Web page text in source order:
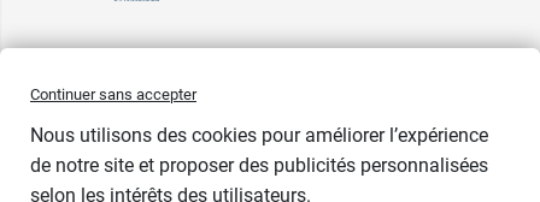
Pharma GDD adhère à la Fédération du e-commerce et de la vente à
européen Ecommerce Europe Trustmark.
Accessibilité
: partiellement conforme
Continuer sans accepter
Nous utilisons des cookies pour améliorer l’expérience
de notre site et proposer des publicités personnalisées
selon les intérêts des utilisateurs.